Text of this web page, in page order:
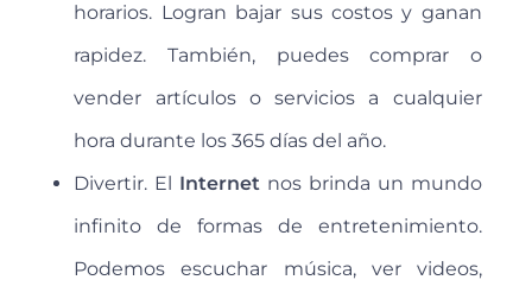
horarios. Logran bajar sus costos y ganan
rapidez. También, puedes comprar o
vender artículos o servicios a cualquier
hora durante los 365 días del año.
Divertir. El Internet nos brinda un mundo
infinito de formas de entretenimiento.
Podemos escuchar música, ver videos,